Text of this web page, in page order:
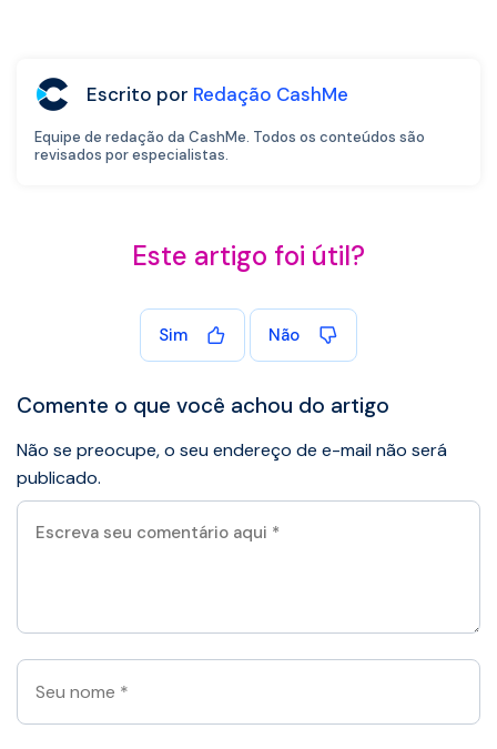
Escrito por Redação CashMe
Equipe de redação da CashMe. Todos os conteúdos são
revisados por especialistas.
Este artigo foi útil?
Sim Não
Comente o que você achou do artigo
Não se preocupe, o seu endereço de e-mail não será
publicado.
Escreva
seu
Seu
nome
*